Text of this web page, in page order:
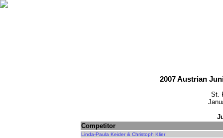
2007 Austrian
St.
Competitor
Linda-Paula Keider & Christoph Klier